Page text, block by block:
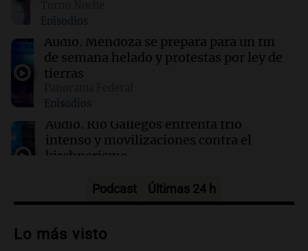
Vogue World se trasladará a San Francisco: un
guiño a la fusión entre tecnología y moda
01:59 Mundo
México establece nuevo récord de oros
Episodios
Audio. Mendoza se prepara para un fin
de semana helado y protestas por ley de
tierras
Episodios
Audio. Río Gallegos enfrenta frío
intenso y movilizaciones contra el
kirchnerismo
Audio.Debate en el Senado sobre
la soberanía digital en Argentina
Podcast Últimas 24 h
Lo más visto